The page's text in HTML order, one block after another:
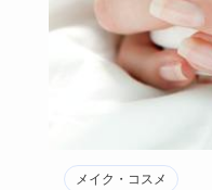
メイク・コスメ